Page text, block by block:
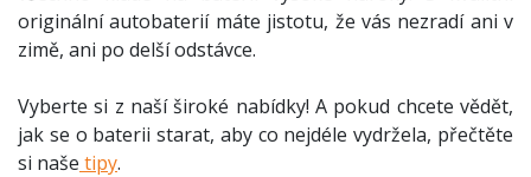
originální autobaterií máte jistotu, že vás nezradí ani v
zimě, ani po delší odstávce.
Vyberte si z naší široké nabídky! A pokud chcete vědět,
jak se o baterii starat, aby co nejdéle vydržela, přečtěte
si naše tipy.